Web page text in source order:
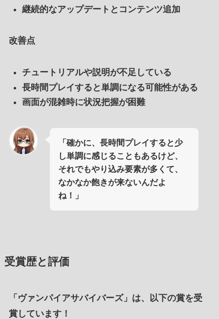
継続的なアップデートとコンテンツ追加
改善点
チュートリアルや説明が不足している
長時間プレイすると単調になる可能性がある
画面が混雑時に状況把握が困難
「確かに、長時間プレイすると少
し単調に感じることもあるけど、
それでもやり込み要素が多くて、
なかなか飽きが来ないんだよ
ね！」
受賞歴と評価
「ヴァンパイアサバイバーズ」は、以下の賞を受
賞しています！